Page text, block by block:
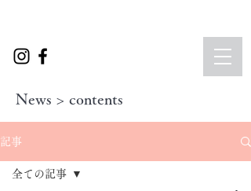
News > contents
記事
全ての記事